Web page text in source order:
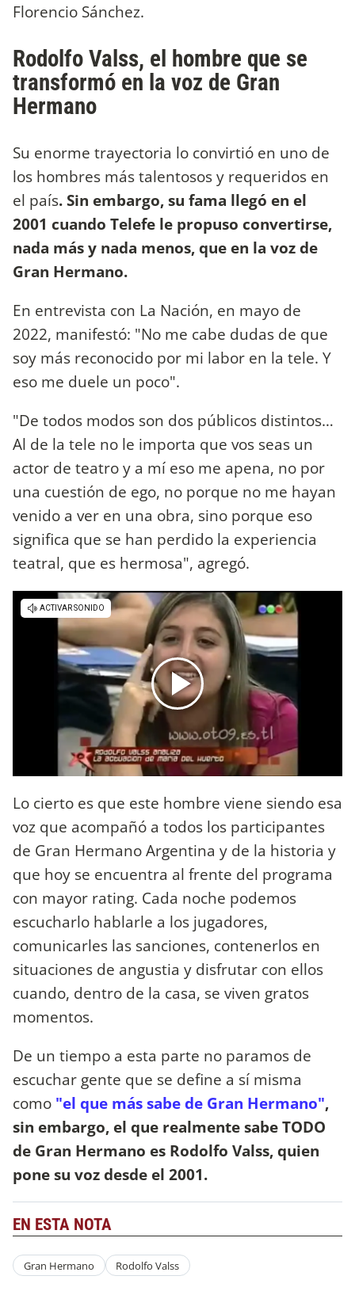
Florencio Sánchez.
Rodolfo Valss, el hombre que se
transformó en la voz de Gran
Hermano
Su enorme trayectoria lo convirtió en uno de
los hombres más talentosos y requeridos en
el país. Sin embargo, su fama llegó en el
2001 cuando Telefe le propuso convertirse,
nada más y nada menos, que en la voz de
Gran Hermano.
En entrevista con La Nación, en mayo de
2022, manifestó: "No me cabe dudas de que
soy más reconocido por mi labor en la tele. Y
eso me duele un poco".
"De todos modos son dos públicos distintos…
Al de la tele no le importa que vos seas un
actor de teatro y a mí eso me apena, no por
una cuestión de ego, no porque no me hayan
venido a ver en una obra, sino porque eso
significa que se han perdido la experiencia
teatral, que es hermosa", agregó.
Lo cierto es que este hombre viene siendo esa
voz que acompañó a todos los participantes
de Gran Hermano Argentina y de la historia y
que hoy se encuentra al frente del programa
con mayor rating. Cada noche podemos
escucharlo hablarle a los jugadores,
comunicarles las sanciones, contenerlos en
situaciones de angustia y disfrutar con ellos
cuando, dentro de la casa, se viven gratos
momentos.
De un tiempo a esta parte no paramos de
escuchar gente que se define a sí misma
como "el que más sabe de Gran Hermano",
sin embargo, el que realmente sabe TODO
de Gran Hermano es Rodolfo Valss, quien
pone su voz desde el 2001.
EN ESTA NOTA
Gran Hermano Rodolfo Valss